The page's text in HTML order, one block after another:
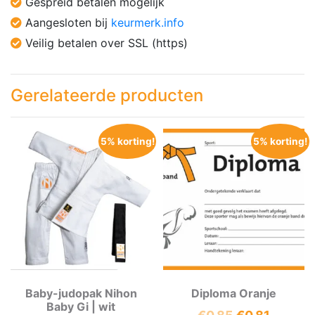
Aangesloten bij keurmerk.info
Veilig betalen over SSL (https)
Gerelateerde producten
5% korting!
Baby-judopak Nihon
Baby Gi | wit
5% korting!
Diploma Oranje